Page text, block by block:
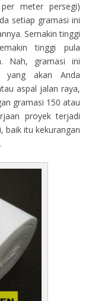
meter persegi)
setiap gramasi ini
Semakin tinggi
tinggi pula
Nah, gramasi ini
yang akan Anda
aspal jalan raya,
gramasi 150 atau
proyek terjadi
baik itu kekurangan